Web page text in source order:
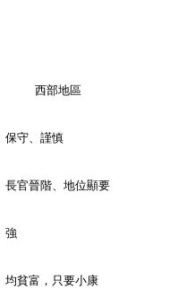
西部地區
保守、謹慎
長官晉階、地位顯要
強
均貧富，只要小康